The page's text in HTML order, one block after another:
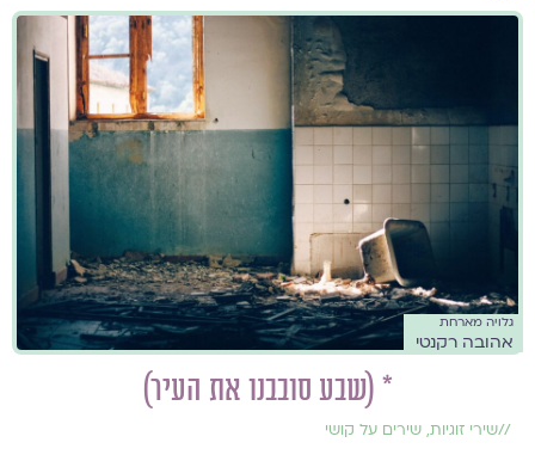
גלויה מארחת
אהובה רקנטי
* (שבע סובבנו את העיר)
//שירי זוגיות, שירים על קושי